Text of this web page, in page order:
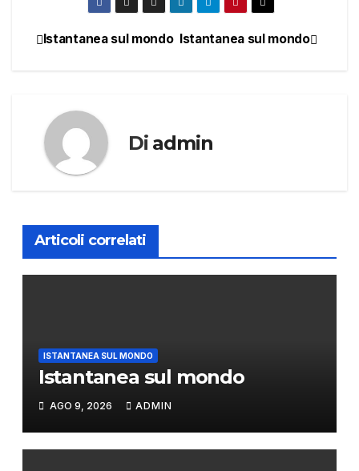
NavigazioneIstantanea sul mondo
Istantanea sul mondo
Di admin
Articoli correlati
ISTANTANEA SUL MONDO
Istantanea sul mondo
AGO 9, 2026 ADMIN